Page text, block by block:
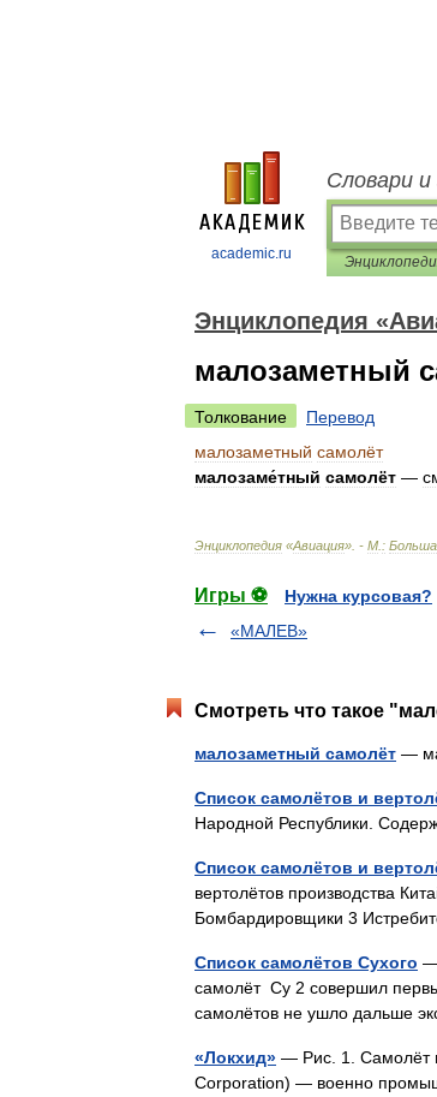
academic.ru
Словари и
Энциклопедия
малозаметный
Толкование
Перевод
малозаметный самолёт
малозаме́тный самолёт —
Энциклопедия «Авиация». - М :
Игры ⚽
Нужна курсовая?
«МАЛЕВ»
Смотреть что такое
малозаметный самолёт —
Список самолётов и
Народной Республики.
Список самолётов и
вертолётов производства
Бомбардировщики 3
Список самолётов Сухого —
самолёт Су 2 совершил
самолётов не ушло дальше
«Локхид» — Рис. 1. Самолёт
Corporation) — военно